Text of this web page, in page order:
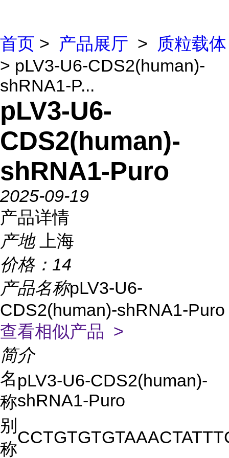
首页 > 产品展厅 >
质粒载体
> pLV3-U6-CDS2(human)-
shRNA1-P...
pLV3-U6-
CDS2(human)-
shRNA1-Puro
2025-09-19
产品详情
产地
上海
价格： 14
产品名称pLV3-U6-
CDS2(human)-shRNA1-Puro
查看相似产品 >
简介
名
称
pLV3-U6-CDS2(human)-
shRNA1-Puro
别
称